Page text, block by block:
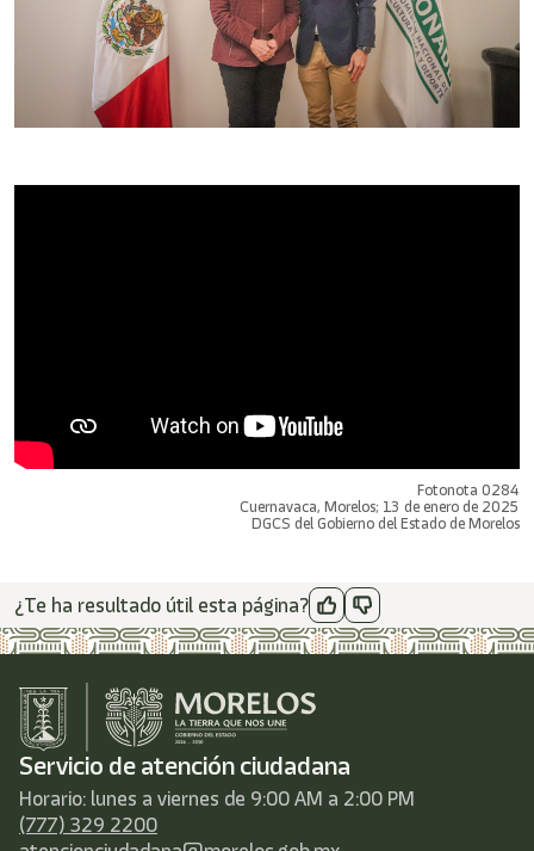
Fotonota 0284
Cuernavaca, Morelos; 13 de enero de 2025
DGCS del Gobierno del Estado de Morelos
¿Te ha resultado útil esta página?
Servicio de atención ciudadana
Horario: lunes a viernes de 9:00 AM a 2:00 PM
(777) 329 2200